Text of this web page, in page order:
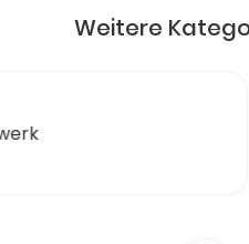
Weitere
Bildung &